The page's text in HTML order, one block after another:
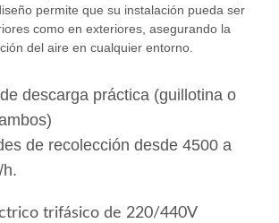
permite que su instalación pueda ser
como en exteriores, asegurando la
del aire en cualquier entorno.
descarga práctica (guillotina o
de recolección desde 4500 a
trifásico de 220/440V